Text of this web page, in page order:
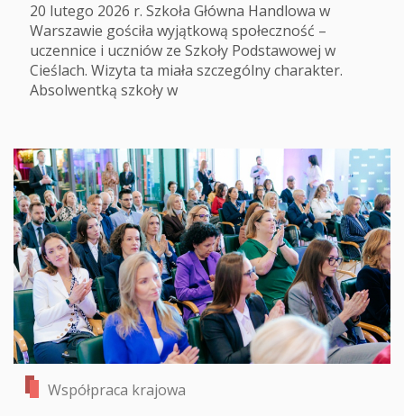
20 lutego 2026 r. Szkoła Główna Handlowa w
Warszawie gościła wyjątkową społeczność –
uczennice i uczniów ze Szkoły Podstawowej w
Cieślach. Wizyta ta miała szczególny charakter.
Absolwentką szkoły w
Współpraca krajowa